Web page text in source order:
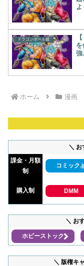
ドラゴンボール超
強
ホーム 漫画
＼ お
課金・月額
制
コミック
購入制 DMM
＼ お
ホビーストック
＼ 版権キ